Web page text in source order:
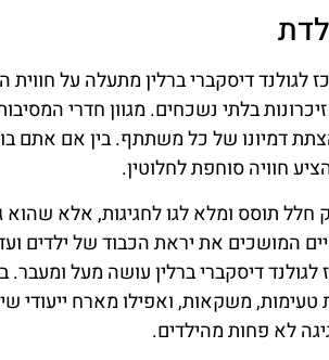
לגולנד דיסקברי ברלין מתעלה על
בלתי נשכחים. מגוון חדרי
דמיונו של כל משתתף. בין אם אתם
חוויה סוחפת לחלוטין.
תוסס ומלא לגו לחגיגות, אלא
המושכים את יראת הכבוד של ילדים
לגולנד דיסקברי ברלין עושה מעל ומעבר.
טעימות, משקאות, ואפילו מארח
לא פחות מהילדים.